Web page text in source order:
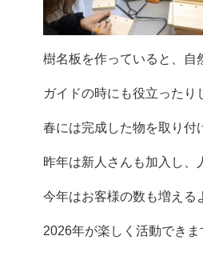
樹名板を作っていると、自
ガイドの時にも役立ったり
春には完成した物を取り付
昨年は新人さんも加入し、
今年はお客様の数も増える
2026年が楽しく活動できま